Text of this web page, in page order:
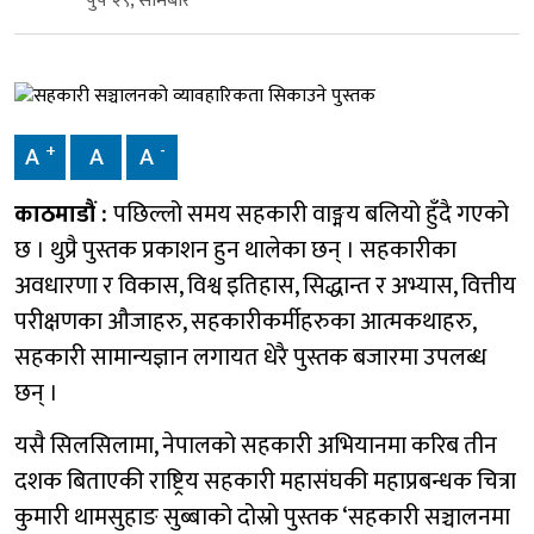
A + A A -
काठमाडौं :पछिल्लो समय सहकारी वाङ्मय बलियो हुँदै गएको
छ । थुप्रै पुस्तक प्रकाशन हुन थालेका छन् । सहकारीका
अवधारणा र विकास, विश्व इतिहास, सिद्धान्त र अभ्यास, वित्तीय
परीक्षणका औजाहरु, सहकारीकर्मीहरुका आत्मकथाहरु,
सहकारी सामान्यज्ञान लगायत धेरै पुस्तक बजारमा उपलब्ध
छन् ।
यसै सिलसिलामा, नेपालको सहकारी अभियानमा करिब तीन
दशक बिताएकी राष्ट्रिय सहकारी महासंघकी महाप्रबन्धक चित्रा
कुमारी थामसुहाङ सुब्बाको दोस्रो पुस्तक ‘सहकारी सञ्चालनमा